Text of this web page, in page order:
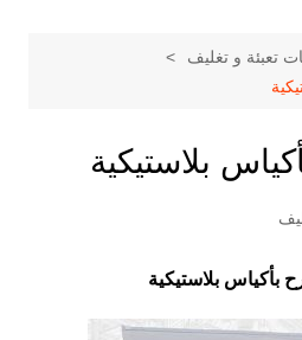
تعبئة و تغليف
بلاستيكية
بأكياس بلاستيكية